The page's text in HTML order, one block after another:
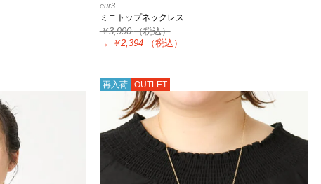
eur3
ミニトップネックレス
￥3,990（税込）
→
￥2,394 （税込）
再入荷 OUTLET